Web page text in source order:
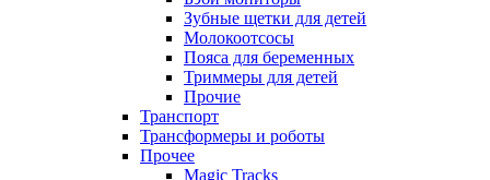
Зубные щетки для детей
Молокоотсосы
Пояса для беременных
Триммеры для детей
Прочие
Транспорт
Трансформеры и роботы
Прочее
Magic Tracks